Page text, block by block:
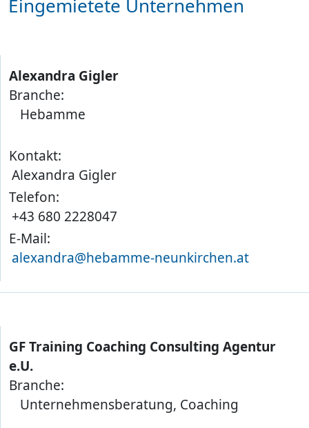
Eingemietete Unternehmen
Alexandra Gigler
Branche:
Hebamme
Kontakt:
Alexandra Gigler
Telefon:
+43 680 2228047
E-Mail:
alexandra@hebamme-neunkirchen.at
GF Training Coaching Consulting Agentur
e.U.
Branche:
Unternehmensberatung, Coaching